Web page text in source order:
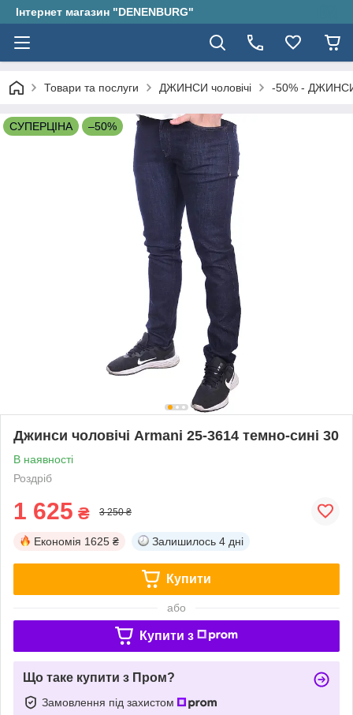
Інтернет магазин "DENENBURG"
Товари та послуги ДЖИНСИ чоловічі -50% - ДЖИНСИ
СУПЕРЦІНА –50%
Джинси чоловічі Armani 25-3614 темно-сині 30
В наявності
Роздріб
1 625 ₴ 3 250 ₴
Економія 1625 ₴ Залишилось 4 дні
Купити
або
Купити з
Що таке купити з Пром?
Замовлення під захистом